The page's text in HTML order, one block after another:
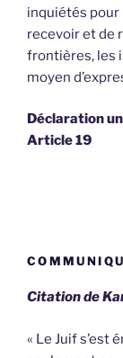
inquiétés pour
recevoir et de
frontières, les
moyen
Déclaration
Article 19
Citation de
« Le Juif s’est